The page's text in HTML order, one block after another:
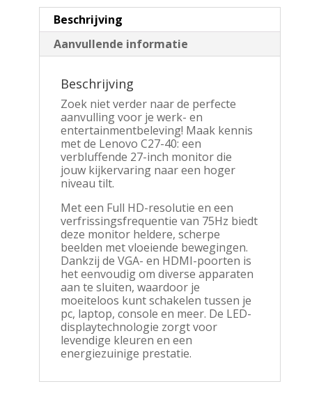
Beschrijving
Aanvullende informatie
Beschrijving
Zoek niet verder naar de perfecte
aanvulling voor je werk- en
entertainmentbeleving! Maak kennis
met de Lenovo C27-40: een
verbluffende 27-inch monitor die
jouw kijkervaring naar een hoger
niveau tilt.
Met een Full HD-resolutie en een
verfrissingsfrequentie van 75Hz biedt
deze monitor heldere, scherpe
beelden met vloeiende bewegingen.
Dankzij de VGA- en HDMI-poorten is
het eenvoudig om diverse apparaten
aan te sluiten, waardoor je
moeiteloos kunt schakelen tussen je
pc, laptop, console en meer. De LED-
displaytechnologie zorgt voor
levendige kleuren en een
energiezuinige prestatie.